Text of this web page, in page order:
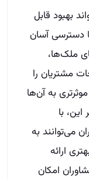
بهبود قابل
دسترسی آسان
ملک‌ها،
مشتریان را
به آن‌ها
با
می‌توانند به
ارائه
امکان